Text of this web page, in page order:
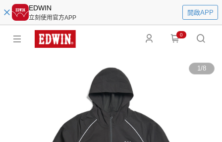
EDWIN
立刻使用官方APP
開啟APP
0
1/8